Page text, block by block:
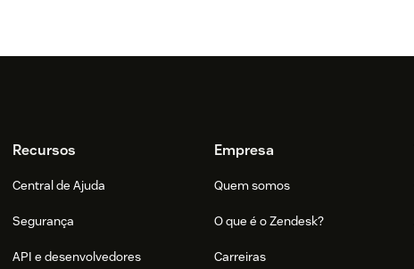
Recursos
Central de Ajuda
Segurança
API e desenvolvedores
Empresa
Quem somos
O que é o Zendesk?
Carreiras